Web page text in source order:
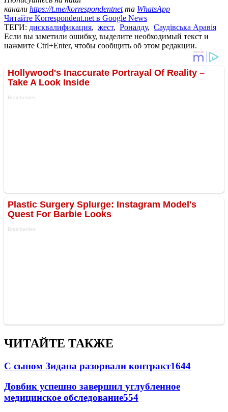
канали https://t.me/korrespondentnetта WhatsApp
Читайте Korrespondent.net в Google News
ТЕГИ: дисквалификация, жест, Роналду, Саудівська Аравія
Если вы заметили ошибку, выделите необходимый текст и
нажмите Ctrl+Enter, чтобы сообщить об этом редакции.
ЧИТАЙТЕ ТАКЖЕ
С сыном Зидана разорвали контракт1644
Довбик успешно завершил углубленное
медицинское обследование554